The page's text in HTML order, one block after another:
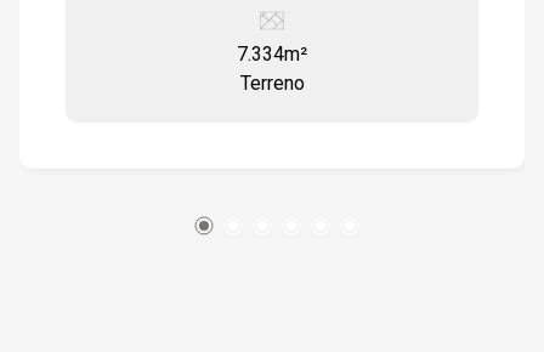
7.334m²
Terreno